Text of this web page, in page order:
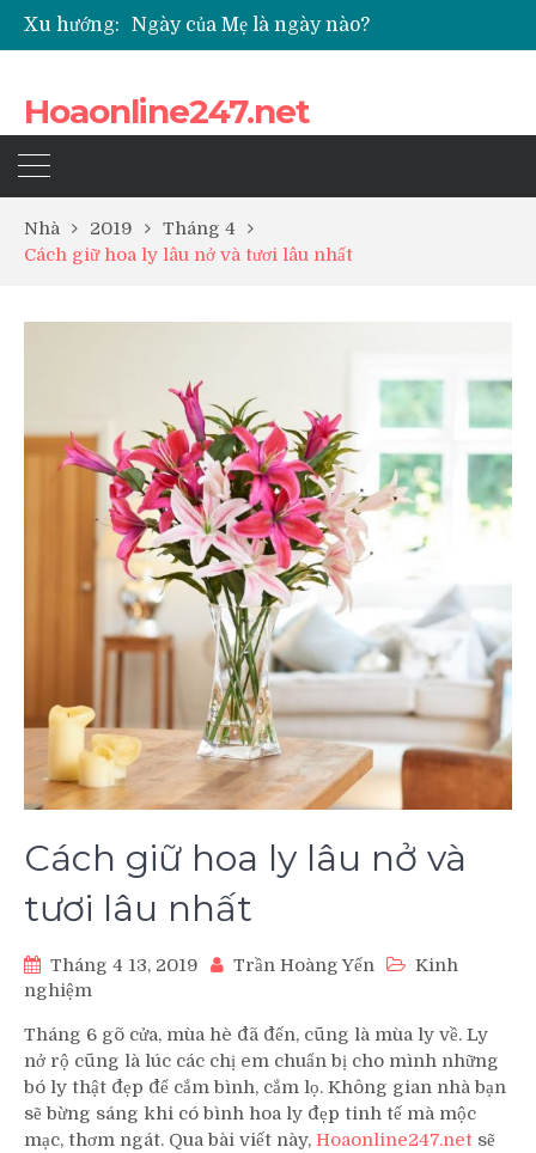
Xu hướng:
Quốc hoa của Campuchia
Top 5 loài hoa phổ biến dùng để ướp trà
Hoaonline247.net
Nhà 2019
Tháng 4
Cách giữ hoa ly lâu nở và tươi lâu nhất
Cách giữ hoa ly lâu nở và
tươi lâu nhất
Tháng 4 13, 2019 Trần Hoàng Yến
Kinh
nghiệm
Tháng 6 gõ cửa, mùa hè đã đến, cũng là mùa ly về. Ly
nở rộ cũng là lúc các chị em chuẩn bị cho mình những
bó ly thật đẹp để cắm bình, cắm lọ. Không gian nhà bạn
sẽ bừng sáng khi có bình hoa ly đẹp tinh tế mà mộc
mạc, thơm ngát. Qua bài viết này, Hoaonline247.net sẽ